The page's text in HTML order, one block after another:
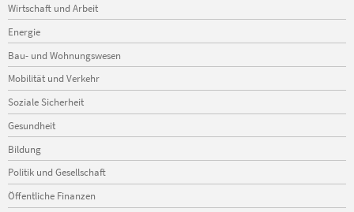
Wirtschaft und Arbeit
Energie
Bau- und Wohnungswesen
Mobilität und Verkehr
Soziale Sicherheit
Gesundheit
Bildung
Politik und Gesellschaft
Öffentliche Finanzen